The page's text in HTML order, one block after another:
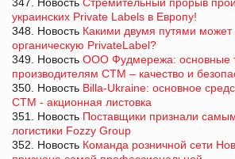
украинских Private Labels в Европу!
348. Новость Какими двумя путями может
органическую PrivateLabel?
349. Новость ООО Фудмережа: основные
производителям СТМ – качество и
350. Новость Billa-Ukraine: основное
СТМ - акционная листовка
351. Новость Поставщики признали
логистики Fozzy Group
352. Новость Команда розничной сети